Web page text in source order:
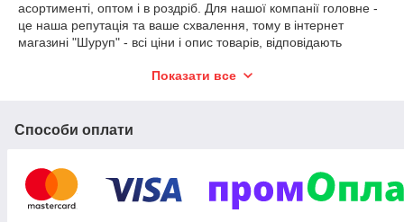
асортименті, оптом і в роздріб. Для нашої компанії головне -
це наша репутація та ваше схвалення, тому в інтернет
магазині "Шуруп" - всі ціни і опис товарів, відповідають
Для зручності наших клієнтів, ми робимо відправки будь-якої
- Накладна плата (оплата на пошті при отриманні)
- Безготівковий розрахунок з урахуванням ПДВ (компанія є
платником ПДВ).
Увага! Ціни на нашому сайті, вказані оптові від ящика.
Показати все
Способи оплати